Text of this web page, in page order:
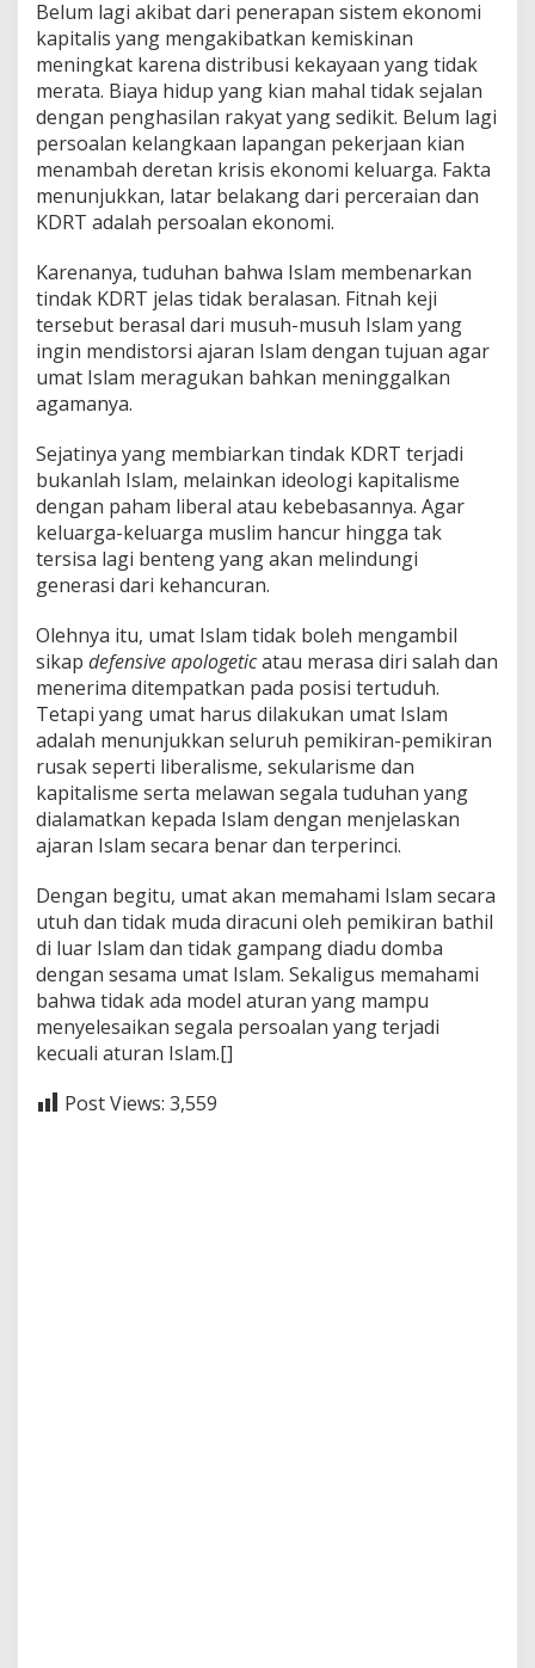
Belum lagi akibat dari penerapan sistem ekonomi
kapitalis yang mengakibatkan kemiskinan
meningkat karena distribusi kekayaan yang tidak
merata. Biaya hidup yang kian mahal tidak sejalan
dengan penghasilan rakyat yang sedikit. Belum lagi
persoalan kelangkaan lapangan pekerjaan kian
menambah deretan krisis ekonomi keluarga. Fakta
menunjukkan, latar belakang dari perceraian dan
KDRT adalah persoalan ekonomi.
Karenanya, tuduhan bahwa Islam membenarkan
tindak KDRT jelas tidak beralasan. Fitnah keji
tersebut berasal dari musuh-musuh Islam yang
ingin mendistorsi ajaran Islam dengan tujuan agar
umat Islam meragukan bahkan meninggalkan
agamanya.
Sejatinya yang membiarkan tindak KDRT terjadi
bukanlah Islam, melainkan ideologi kapitalisme
dengan paham liberal atau kebebasannya. Agar
keluarga-keluarga muslim hancur hingga tak
tersisa lagi benteng yang akan melindungi
generasi dari kehancuran.
Olehnya itu, umat Islam tidak boleh mengambil
sikap defensive apologeticatau merasa diri salah dan
menerima ditempatkan pada posisi tertuduh.
Tetapi yang umat harus dilakukan umat Islam
adalah menunjukkan seluruh pemikiran-pemikiran
rusak seperti liberalisme, sekularisme dan
kapitalisme serta melawan segala tuduhan yang
dialamatkan kepada Islam dengan menjelaskan
ajaran Islam secara benar dan terperinci.
Dengan begitu, umat akan memahami Islam secara
utuh dan tidak muda diracuni oleh pemikiran bathil
di luar Islam dan tidak gampang diadu domba
dengan sesama umat Islam. Sekaligus memahami
bahwa tidak ada model aturan yang mampu
menyelesaikan segala persoalan yang terjadi
kecuali aturan Islam.[]
Post Views: 3,559